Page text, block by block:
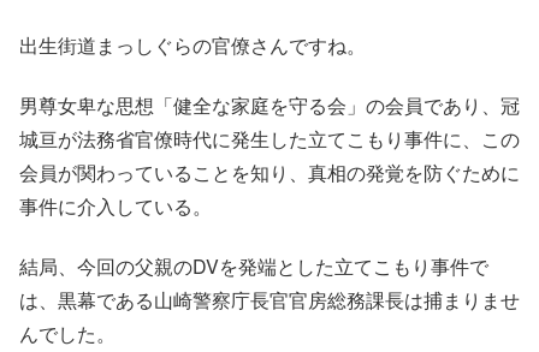
出生街道まっしぐらの官僚さんですね。
男尊女卑な思想「健全な家庭を守る会」の会員であり、冠
城亘が法務省官僚時代に発生した立てこもり事件に、この
会員が関わっていることを知り、真相の発覚を防ぐために
事件に介入している。
結局、今回の父親のDVを発端とした立てこもり事件で
は、黒幕である山崎警察庁長官官房総務課長は捕まりませ
んでした。